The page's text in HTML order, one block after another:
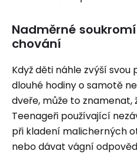
Nadměrné
chování
Když děti náhle zvýší
dlouhé hodiny o samotě
dveře, může to znamenat,
Teenageři používající
při kladení malicherných
nebo dávat vágní